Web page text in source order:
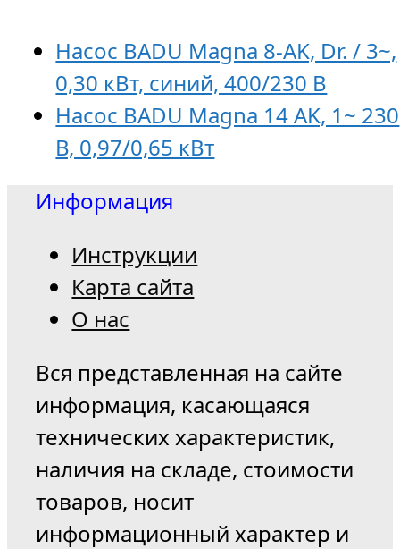
Насос BADU Magna 8-AK, Dr. / 3~,
0,30 кВт, синий, 400/230 В
Насос BADU Magna 14 AK, 1~ 230
В, 0,97/0,65 кВт
Информация
Инструкции
Карта сайта
О нас
Вся представленная на сайте
информация, касающаяся
технических характеристик,
наличия на складе, стоимости
товаров, носит
информационный характер и